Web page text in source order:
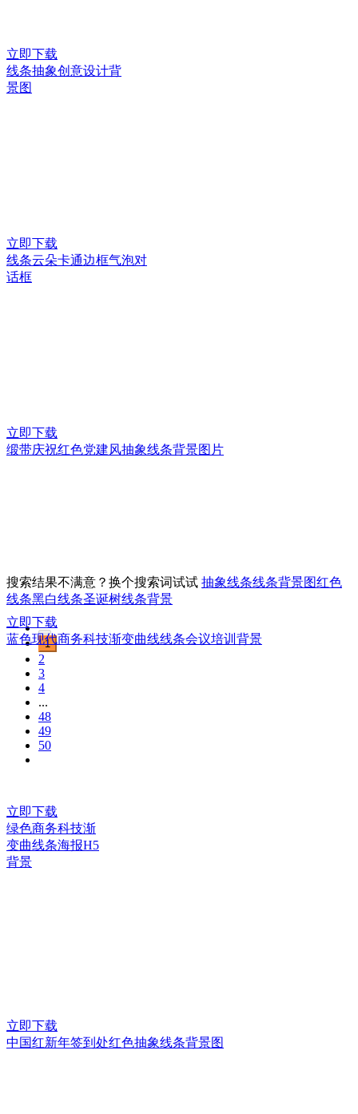
立即下载
线条抽象创意设计背
景图
立即下载
线条云朵卡通边框气泡对
话框
立即下载
缎带庆祝红色党建风抽象线条背景图片
立即下载
蓝色现代商务科技渐变曲线线条会议培训背景
立即下载
绿色商务科技渐
变曲线条海报H5
背景
立即下载
中国红新年签到处红色抽象线条背景图
搜索结果不满意？换个搜索词试试 抽象线条线条背景图红色
线条黑白线条圣诞树线条背景
1
2
3
4
...
48
49
50